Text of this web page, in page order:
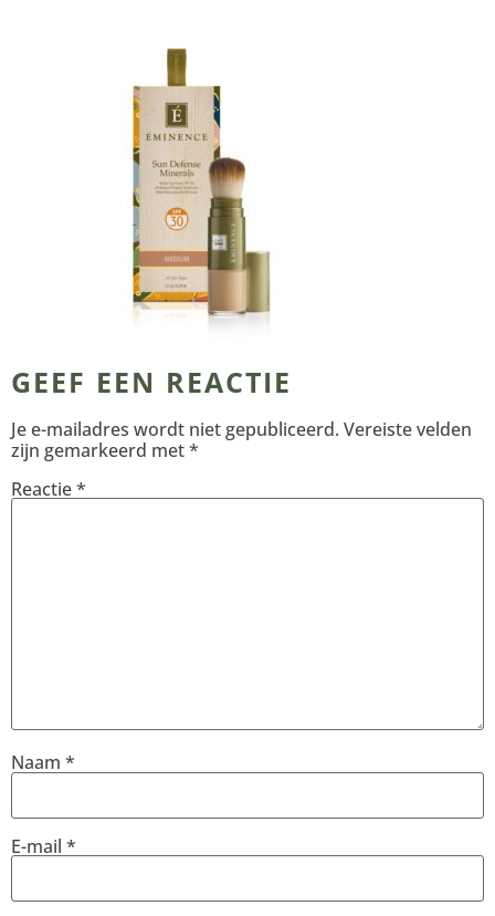
GEEF EEN REACTIE
Je e-mailadres wordt niet gepubliceerd. Vereiste velden
zijn gemarkeerd met*
Reactie*
Naam *
E-mail *